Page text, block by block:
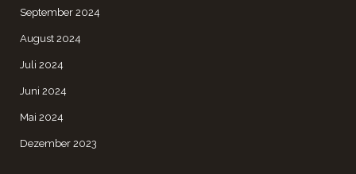
September 2024
August 2024
Juli 2024
Juni 2024
Mai 2024
Dezember 2023